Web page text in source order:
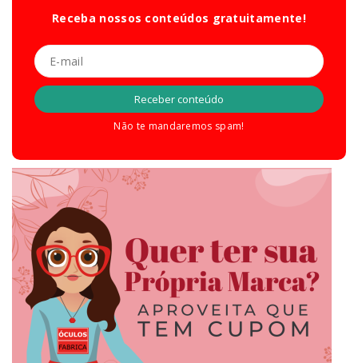
Receba nossos conteúdos gratuitamente!
Não te mandaremos spam!